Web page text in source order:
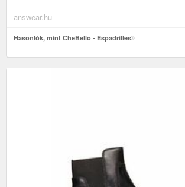
answear.hu
Hasonlók, mint CheBello - Espadrilles